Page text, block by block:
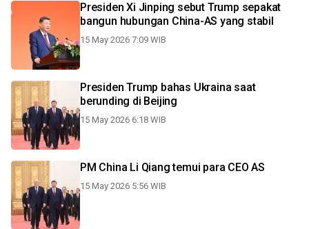
Presiden Xi Jinping sebut Trump sepakat
bangun hubungan China-AS yang stabil
15 May 2026 7:09 WIB
Presiden Trump bahas Ukraina saat
berunding di Beijing
15 May 2026 6:18 WIB
PM China Li Qiang temui para CEO AS
15 May 2026 5:56 WIB